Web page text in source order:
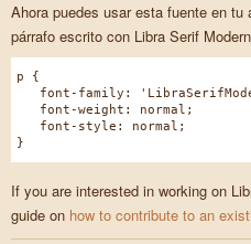
Ahora puedes usar esta fuente en
párrafo escrito con Libra Serif
p {
font-family:
font-weight: normal;
font-style: normal;
}
If you are interested in working on
guide on how to contribute to an